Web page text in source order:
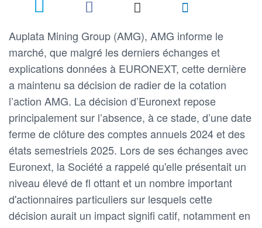
Auplata Mining Group (AMG), AMG informe le
marché, que malgré les derniers échanges et
explications données à EURONEXT, cette dernière
a maintenu sa décision de radier de la cotation
l’action AMG. La décision d’Euronext repose
principalement sur l’absence, à ce stade, d’une date
ferme de clôture des comptes annuels 2024 et des
états semestriels 2025. Lors de ses échanges avec
Euronext, la Société a rappelé qu'elle présentait un
niveau élevé de fl ottant et un nombre important
d'actionnaires particuliers sur lesquels cette
décision aurait un impact signifi catif, notamment en